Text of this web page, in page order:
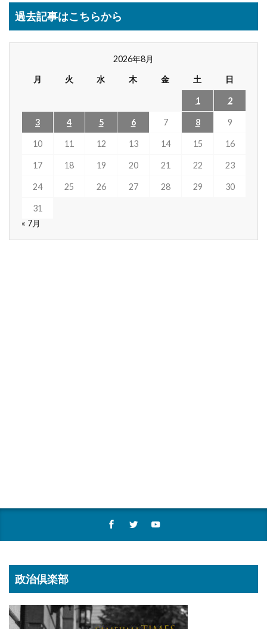
過去記事はこちらから
2026年8月
月
火 水 木 金 土 日
1 2
3 4 5 6 7 8 9
10 11 12 13 14 15 16
17 18 19 20 21 22 23
24 25 26 27 28 29 30
31
« 7月
政治倶楽部